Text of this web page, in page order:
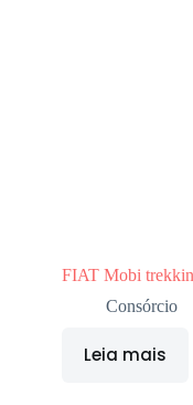
FIAT Mobi
Consórcio
Leia mais